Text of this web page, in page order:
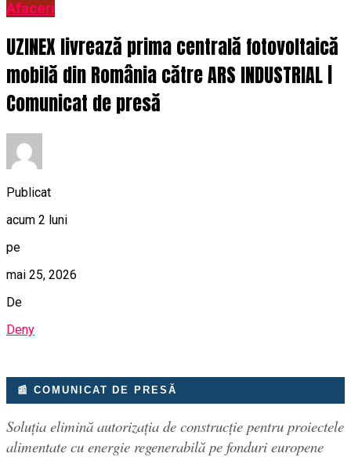
Afaceri
UZINEX livrează prima centrală fotovoltaică
mobilă din România către ARS INDUSTRIAL |
Comunicat de presă
Publicat
acum 2 luni
pe
mai 25, 2026
De
Deny
📰 COMUNICAT DE PRESĂ
Soluția elimină autorizația de construcție pentru proiectele
alimentate cu energie regenerabilă pe fonduri europene